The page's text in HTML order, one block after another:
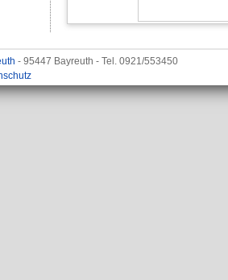
- 95447 Bayreuth - Tel. 0921/553450